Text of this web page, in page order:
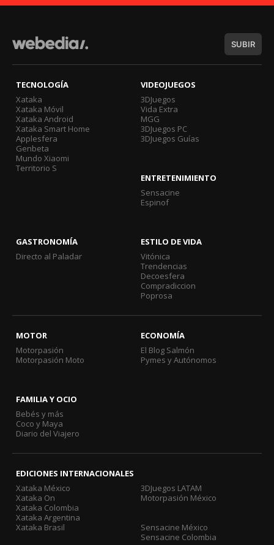
SUBIR
TECNOLOGÍA
Xataka
Xataka Móvil
Xataka Android
Xataka Smart Home
Applesfera
Genbeta
Mundo Xiaomi
Territorio S
VIDEOJUEGOS
3DJuegos
Vida Extra
MGG
3DJuegos PC
3DJuegos Guías
ENTRETENIMIENTO
Sensacine
Espinof
GASTRONOMÍA
Directo al Paladar
ESTILO DE VIDA
Vitónica
Trendencias
Decoesfera
Compradiccion
Poprosa
MOTOR
Motorpasión
Motorpasión Moto
ECONOMÍA
El Blog Salmón
Pymes y Autónomos
FAMILIA Y OCIO
Bebés y más
Coco y Maya
Diario del Viajero
EDICIONES INTERNACIONALES
Xataka México
Xataka On
Xataka Colombia
Xataka Argentina
Xataka Brasil
3DJuegos LATAM
Motorpasión México
Sensacine México
Sensacine Colombia